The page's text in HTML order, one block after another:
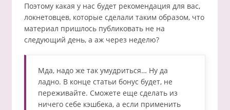
Поэтому какая у нас будет рекомендация для вас,
локнетовцев, которые сделали таким образом, что
материал пришлось публиковать не на
следующий день, а аж через неделю?
Мда, надо же так умудриться… Ну да
ладно. В конце статьи бонус будет, не
переживайте. Сможете еще сделать из
ничего себе кэшбека, а если применить